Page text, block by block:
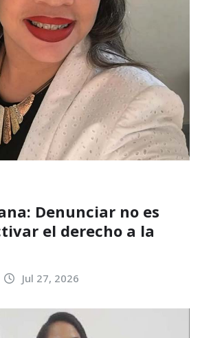
Denunciar no es
el derecho a la
Jul 27, 2026